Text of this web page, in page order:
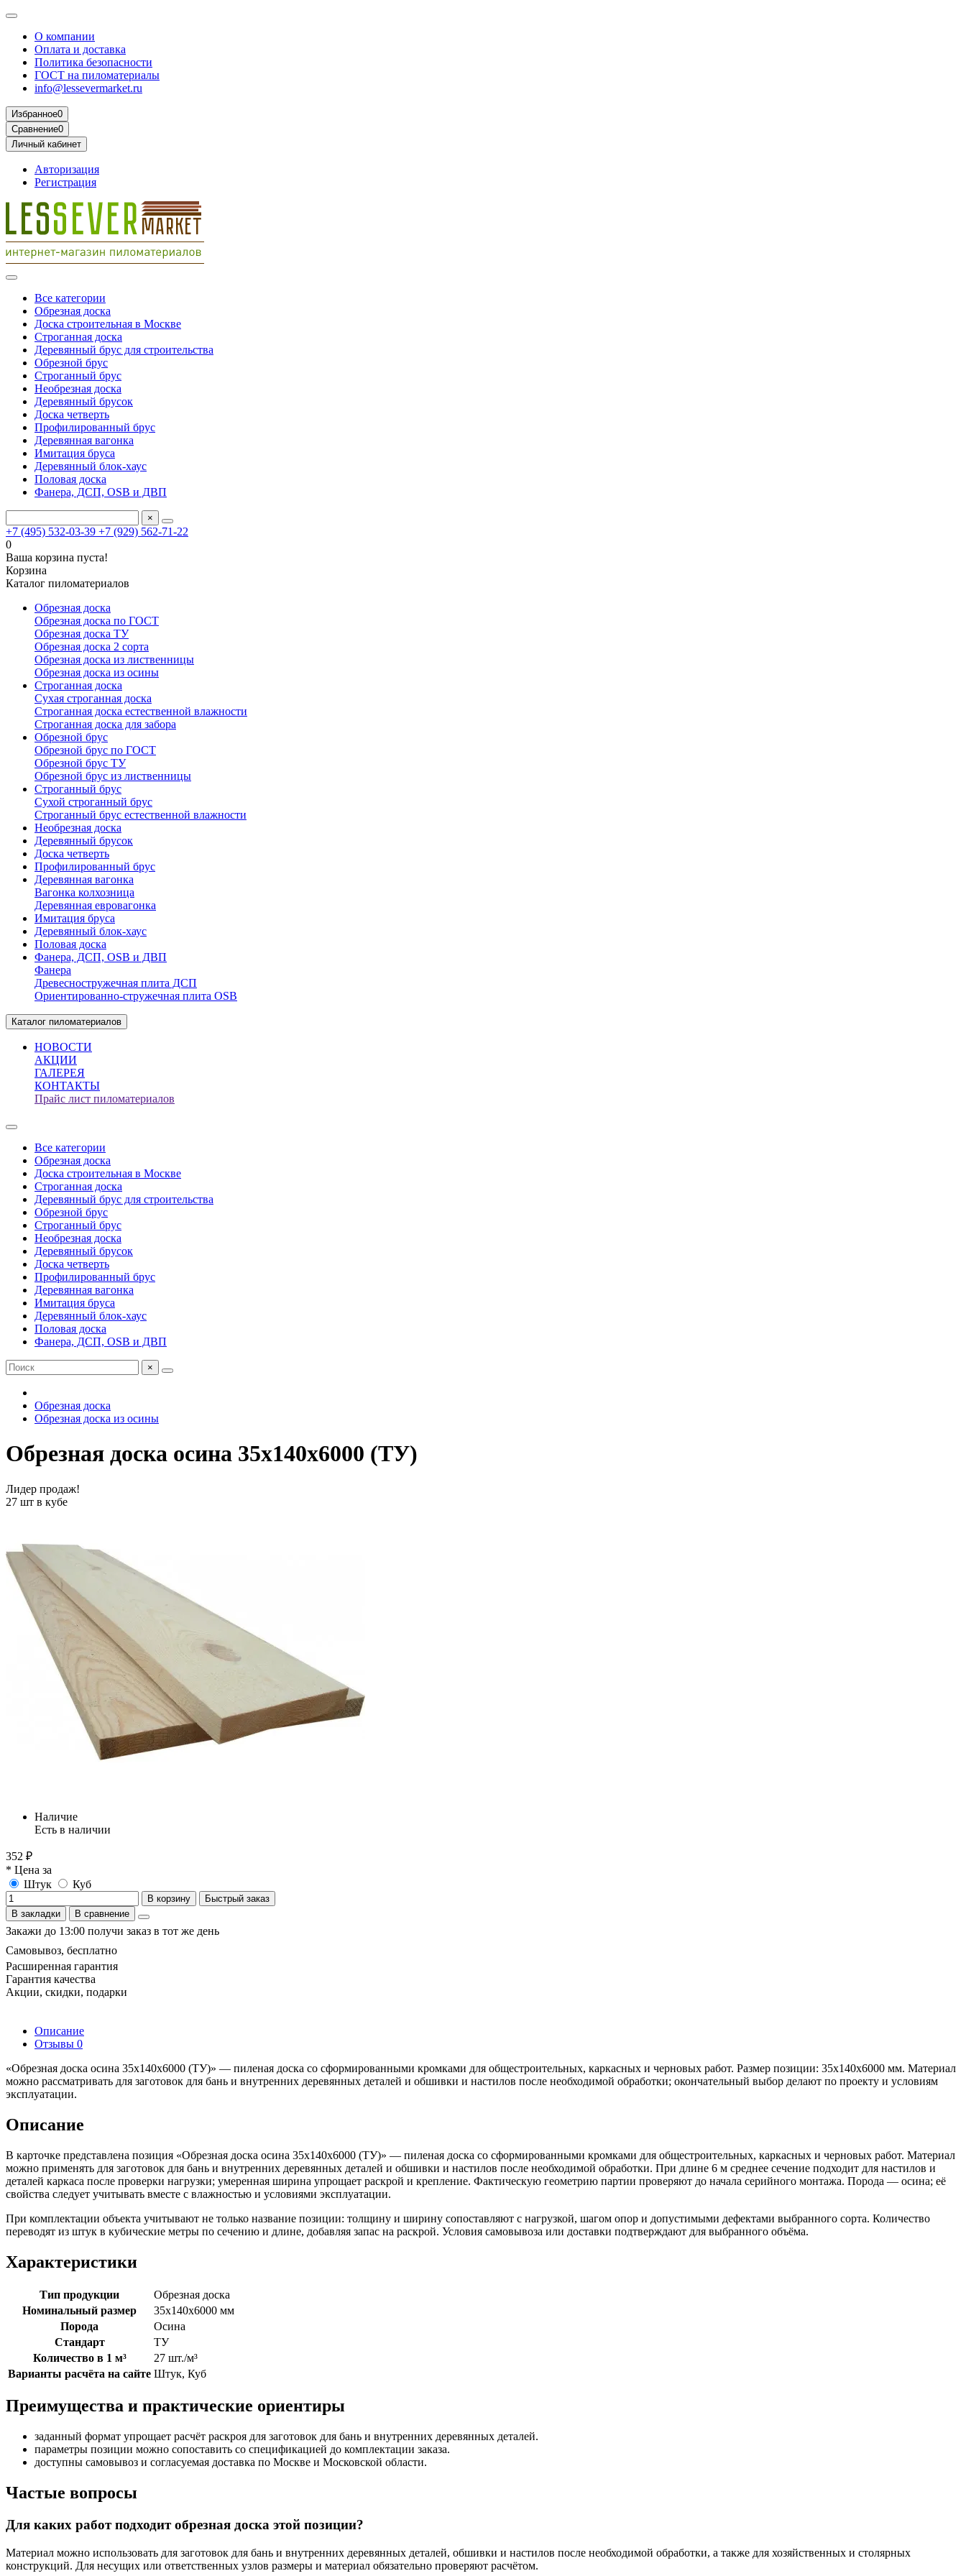
О компании
Оплата и доставка
Политика безопасности
ГОСТ на пиломатериалы
info@lessevermarket.ru
Избранное0
Сравнение0
Личный кабинет
Авторизация
Регистрация
Все категории
Обрезная доска
Доска строительная в Москве
Строганная доска
Деревянный брус для строительства
Обрезной брус
Строганный брус
Необрезная доска
Деревянный брусок
Доска четверть
Профилированный брус
Деревянная вагонка
Имитация бруса
Деревянный блок-хаус
Половая доска
Фанера, ДСП, OSB и ДВП
×
+7 (495) 532-03-39 +7 (929) 562-71-22
0
Ваша корзина пуста!
Корзина
Каталог пиломатериалов
Обрезная доска
Обрезная доска по ГОСТ
Обрезная доска ТУ
Обрезная доска 2 сорта
Обрезная доска из лиственницы
Обрезная доска из осины
Строганная доска
Сухая строганная доска
Строганная доска естественной влажности
Строганная доска для забора
Обрезной брус
Обрезной брус по ГОСТ
Обрезной брус ТУ
Обрезной брус из лиственницы
Строганный брус
Сухой строганный брус
Строганный брус естественной влажности
Необрезная доска
Деревянный брусок
Доска четверть
Профилированный брус
Деревянная вагонка
Вагонка колхозница
Деревянная евровагонка
Имитация бруса
Деревянный блок-хаус
Половая доска
Фанера, ДСП, OSB и ДВП
Фанера
Древесностружечная плита ДСП
Ориентированно-стружечная плита OSB
Каталог пиломатериалов
НОВОСТИ
АКЦИИ
ГАЛЕРЕЯ
КОНТАКТЫ
Прайс лист пиломатериалов
Все категории
Обрезная доска
Доска строительная в Москве
Строганная доска
Деревянный брус для строительства
Обрезной брус
Строганный брус
Необрезная доска
Деревянный брусок
Доска четверть
Профилированный брус
Деревянная вагонка
Имитация бруса
Деревянный блок-хаус
Половая доска
Фанера, ДСП, OSB и ДВП
×
Обрезная доска
Обрезная доска из осины
Обрезная доска осина 35х140х6000 (ТУ)
Лидер продаж!
27 шт в кубе
Наличие
Есть в наличии
352 ₽
* Цена за
Штук
Куб
В корзину
Быстрый заказ
В закладки
В сравнение
Закажи до 13:00 получи заказ в тот же день
Самовывоз, бесплатно
Расширенная гарантия
Гарантия качества
Акции, скидки, подарки
Описание
Отзывы 0
«Обрезная доска осина 35х140х6000 (ТУ)» — пиленая доска со сформированными кромками для общестроительных, каркасных и черновых работ. Размер позиции: 35х140х6000 мм. Материал
можно рассматривать для заготовок для бань и внутренних деревянных деталей и обшивки и настилов после необходимой обработки; окончательный выбор делают по проекту и условиям
эксплуатации.
Описание
В карточке представлена позиция «Обрезная доска осина 35х140х6000 (ТУ)» — пиленая доска со сформированными кромками для общестроительных, каркасных и черновых работ. Материал
можно применять для заготовок для бань и внутренних деревянных деталей и обшивки и настилов после необходимой обработки. При длине 6 м среднее сечение подходит для настилов и
деталей каркаса после проверки нагрузки; умеренная ширина упрощает раскрой и крепление. Фактическую геометрию партии проверяют до начала серийного монтажа. Порода — осина; её
свойства следует учитывать вместе с влажностью и условиями эксплуатации.
При комплектации объекта учитывают не только название позиции: толщину и ширину сопоставляют с нагрузкой, шагом опор и допустимыми дефектами выбранного сорта. Количество
переводят из штук в кубические метры по сечению и длине, добавляя запас на раскрой. Условия самовывоза или доставки подтверждают для выбранного объёма.
Характеристики
Тип продукции
Обрезная доска
Номинальный размер
35х140х6000 мм
Порода
Осина
Стандарт
ТУ
Количество в 1 м³
27 шт./м³
Варианты расчёта на сайте Штук, Куб
Преимущества и практические ориентиры
заданный формат упрощает расчёт раскроя для заготовок для бань и внутренних деревянных деталей.
параметры позиции можно сопоставить со спецификацией до комплектации заказа.
доступны самовывоз и согласуемая доставка по Москве и Московской области.
Частые вопросы
Для каких работ подходит обрезная доска этой позиции?
Материал можно использовать для заготовок для бань и внутренних деревянных деталей, обшивки и настилов после необходимой обработки, а также для хозяйственных и столярных
конструкций. Для несущих или ответственных узлов размеры и материал обязательно проверяют расчётом.